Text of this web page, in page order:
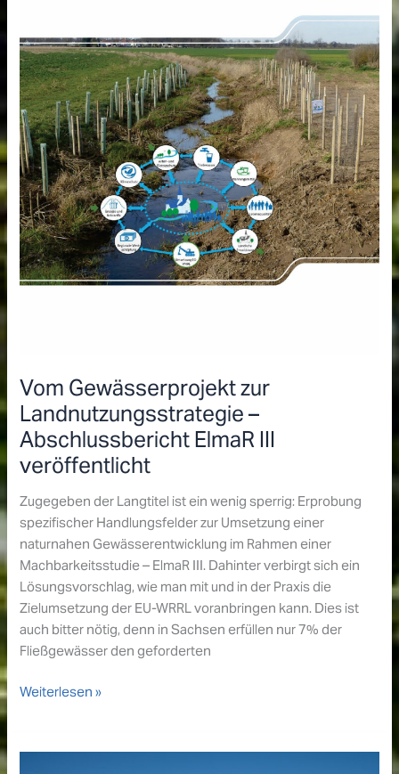
Rheinland-
Pfalz
gepflanzt
Vom Gewässerprojekt zur
Landnutzungsstrategie –
Abschlussbericht ElmaR III
veröffentlicht
Zugegeben der Langtitel ist ein wenig sperrig: Erprobung
spezifischer Handlungsfelder zur Umsetzung einer
naturnahen Gewässerentwicklung im Rahmen einer
Machbarkeitsstudie – ElmaR III. Dahinter verbirgt sich ein
Lösungsvorschlag, wie man mit und in der Praxis die
Zielumsetzung der EU-WRRL voranbringen kann. Dies ist
auch bitter nötig, denn in Sachsen erfüllen nur 7% der
Fließgewässer den geforderten
Vom
Landnutzungsstrategie
Weiterlesen »